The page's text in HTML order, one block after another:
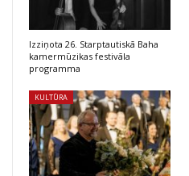
Izziņota 26. Starptautiskā Baha
kamermūzikas festivāla
programma
KULTŪRA